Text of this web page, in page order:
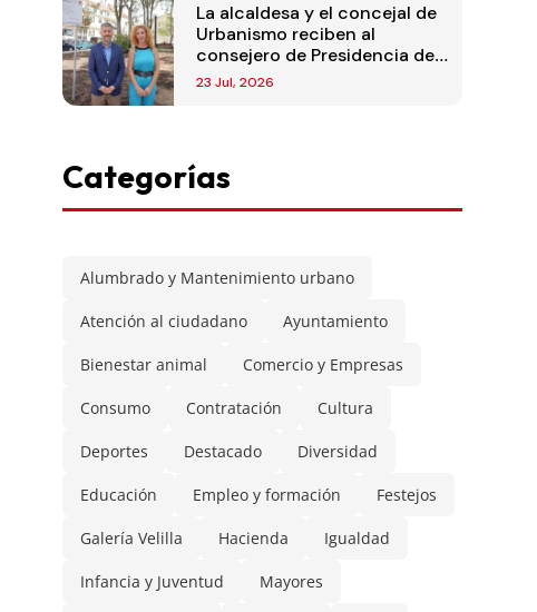
La alcaldesa y el concejal de
Urbanismo reciben al
consejero de Presidencia de
la Comunidad de Madrid
23 Jul, 2026
Categorías
Alumbrado y Mantenimiento urbano
Atención al ciudadano Ayuntamiento
Bienestar animal Comercio y Empresas
Consumo Contratación Cultura
Deportes Destacado Diversidad
Educación Empleo y formación Festejos
Galería Velilla Hacienda Igualdad
Infancia y Juventud Mayores